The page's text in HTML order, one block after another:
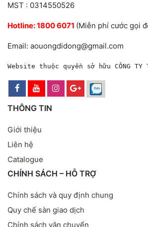
MST : 0314550526
Hotline:1800 6071 (Miễn phí cước gọi
Email: aouongdidong@gmail.com
Website thuộc quyền sở hữu CÔNG TY
THÔNG TIN
Giới thiệu
Liên hệ
Catalogue
CHÍNH SÁCH – HỖ TRỢ
Chính sách và quy định chung
Quy chế sàn giao dịch
Chính sách vận chuyển